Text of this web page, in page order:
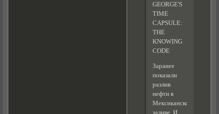
GEORGE'S
TIME
CAPSULE:
THE
KNOWING
CODE
Заранее
показали
разлив
нефти в
Мексиканском